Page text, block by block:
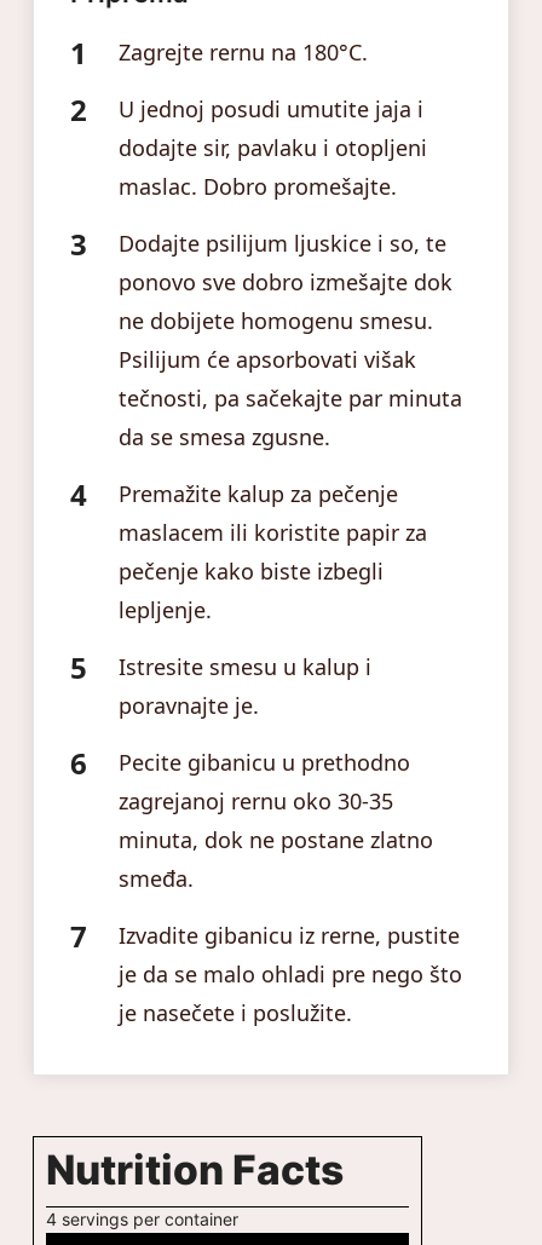
Zagrejte rernu na 180°C.
U jednoj posudi umutite jaja i
dodajte sir, pavlaku i otopljeni
maslac. Dobro promešajte.
Dodajte psilijum ljuskice i so, te
ponovo sve dobro izmešajte dok
ne dobijete homogenu smesu.
Psilijum će apsorbovati višak
tečnosti, pa sačekajte par minuta
da se smesa zgusne.
Premažite kalup za pečenje
maslacem ili koristite papir za
pečenje kako biste izbegli
lepljenje.
Istresite smesu u kalup i
poravnajte je.
Pecite gibanicu u prethodno
zagrejanoj rernu oko 30-35
minuta, dok ne postane zlatno
smeđa.
Izvadite gibanicu iz rerne, pustite
je da se malo ohladi pre nego što
je nasečete i poslužite.
Nutrition Facts
4 servings per container